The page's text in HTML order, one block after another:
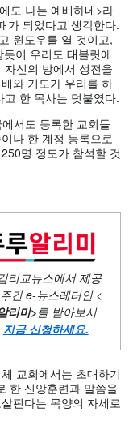
도 나는 예배하네>라
가 되었다고 생각한다.
윈도우를 열 것이고,
이 우리도 태블릿에
신의 방에서 성전을
와 기도가 우리를 하
고 한 목사는 덧붙였다.
서도 등록한 교회들
나 한 계정 등록으로
명 정도가 참석할 것
리교뉴스에서 제공
간e-뉴스레터인 <
리미>를 받아보시
지금 신청하세요.
교회에서는 초대하기
한 신앙훈련과 말씀을
핀다는 목양의 자세로